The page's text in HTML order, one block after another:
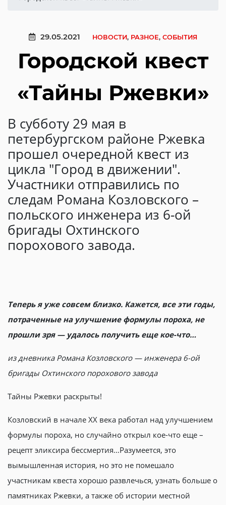
29.05.2021 НОВОСТИ, РАЗНОЕ, СОБЫТИЯ
Городской квест
«Тайны Ржевки»
В субботу 29 мая в
петербургском районе Ржевка
прошел очередной квест из
цикла "Город в движении".
Участники отправились по
следам Романа Козловского –
польского инженера из 6-ой
бригады Охтинского
порохового завода.
Теперь я уже совсем близко. Кажется, все эти годы,
потраченные на улучшение формулы пороха, не
прошли зря — удалось получить еще кое-что…
из дневника Романа Козловского — инженера 6-ой
бригады Охтинского порохового завода
Тайны Ржевки раскрыты!
Козловский в начале XX века работал над улучшением
формулы пороха, но случайно открыл кое-что еще –
рецепт эликсира бессмертия…Разумеется, это
вымышленная история, но это не помешало
участникам квеста хорошо развлечься, узнать больше о
памятниках Ржевки, а также об истории местной